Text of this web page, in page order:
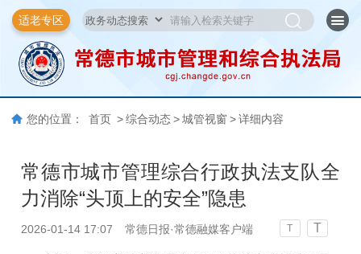
适老专区
您的位置： 首页 > 综合动态 > 城管视窗 > 详细内容
常德市城市管理综合行政执法支队全
力消除“头顶上的安全”隐患
2026-01-14 17:07 常德日报·常德融媒客户端 T T